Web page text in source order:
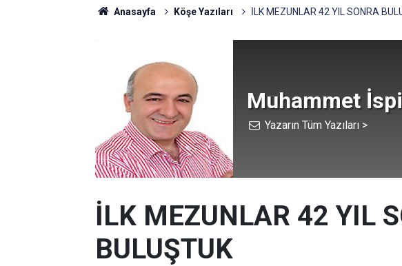
Anasayfa Köşe Yazıları İLK MEZUNLAR 42 YIL SONRA
Muhammet
Yazarın Tüm Yazıları >
İLK MEZUNLAR 42 YIL
BULUŞTUK